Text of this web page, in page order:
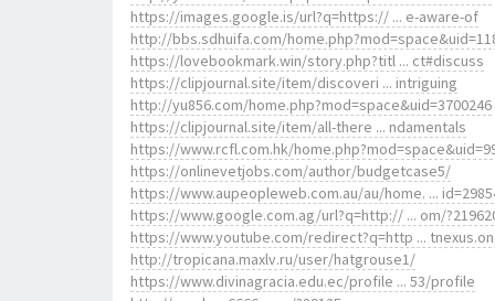
https://images.google.is/url?q=https:// ... e-aware-of
http://bbs.sdhuifa.com/
https://lovebookmark.win/story.php?titl ... ct#discuss
https://clipjournal.site/item/discoveri ... intriguing
http://yu856.com/home.php?mod=space&uid=3700246
https://clipjournal.site/item/all-there ... ndamentals
https://www.rcfl.com.hk/
https://onlinevetjobs.com/author/budgetcase5/
https://www.aupeopleweb.com.au/au/home. ...
https://www.google.com.ag/url?q=http:// ... om/
https://www.youtube.com/redirect?q=http ...
http://tropicana.maxlv.ru/user/hatgrouse1/
https://www.divinagracia.edu.ec/profile ... 53/profile